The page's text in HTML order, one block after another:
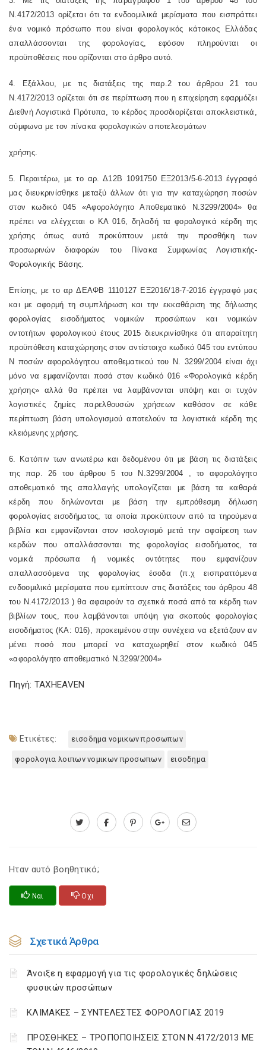
Ν.4172/2013 ορίζεται ότι τα ενδοομιλικά μερίσματα που εισπράττει
ένα νομικό πρόσωπο που είναι φορολογικός κάτοικος Ελλάδας
απαλλάσσονται της φορολογίας, εφόσον πληρούνται οι
προϋποθέσεις που ορίζονται στο άρθρο αυτό.
4. Εξάλλου, με τις διατάξεις της
παρ.2 του άρθρου 21 του
Ν.4172/2013 ορίζεται ότι σε περίπτωση που η επιχείρηση εφαρμόζει
Διεθνή Λογιστικά Πρότυπα, το κέρδος προσδιορίζεται αποκλειστικά,
σύμφωνα με τον πίνακα φορολογικών αποτελεσμάτων
χρήσης.
5. Περαιτέρω, με το αρ. Δ12Β 1091750 ΕΞ2013/5-6-2013 έγγραφό
μας διευκρινίσθηκε μεταξύ άλλων ότι για την καταχώρηση ποσών
στον κωδικό 045 «Αφορολόγητο Αποθεματικό Ν.3299/2004» θα
πρέπει να ελέγχεται ο ΚΑ 016, δηλαδή τα φορολογικά κέρδη της
χρήσης όπως αυτά προκύπτουν μετά την προσθήκη των
προσωρινών διαφορών του Πίνακα Συμφωνίας Λογιστικής-
Φορολογικής Βάσης.
Επίσης, με το αρ ΔΕΑΦΒ 1110127 ΕΞ2016/18-7-2016 έγγραφό μας
και με αφορμή τη συμπλήρωση και την εκκαθάριση της δήλωσης
φορολογίας εισοδήματος νομικών προσώπων και νομικών
οντοτήτων φορολογικού έτους 2015 διευκρινίσθηκε ότι απαραίτητη
προϋπόθεση καταχώρησης στον αντίστοιχο κωδικό 045 του εντύπου
Ν ποσών αφορολόγητου αποθεματικού του Ν. 3299/2004 είναι όχι
μόνο να εμφανίζονται ποσά στον κωδικό 016 «Φορολογικά κέρδη
χρήσης» αλλά θα πρέπει να λαμβάνονται υπόψη και οι τυχόν
λογιστικές ζημίες παρελθουσών χρήσεων καθόσον σε κάθε
περίπτωση βάση υπολογισμού αποτελούν τα λογιστικά κέρδη της
κλειόμενης χρήσης.
6. Κατόπιν των ανωτέρω και δεδομένου ότι με βάση τις διατάξεις
της
παρ. 26 του άρθρου 5 του Ν.3299/2004
, το αφορολόγητο
αποθεματικό της απαλλαγής υπολογίζεται με βάση τα καθαρά
κέρδη που δηλώνονται με βάση την εμπρόθεσμη δήλωση
φορολογίας εισοδήματος, τα οποία προκύπτουν από τα τηρούμενα
βιβλία και εμφανίζονται στον ισολογισμό μετά την αφαίρεση των
κερδών που απαλλάσσονται της φορολογίας εισοδήματος, τα
νομικά πρόσωπα ή νομικές οντότητες που εμφανίζουν
απαλλασσόμενα της φορολογίας έσοδα (π.χ εισπραττόμενα
ενδοομιλικά μερίσματα που εμπίπτουν στις διατάξεις του άρθρου 48
του Ν.4172/2013 ) θα αφαιρούν τα σχετικά ποσά από τα κέρδη των
βιβλίων τους, που λαμβάνονται υπόψη για σκοπούς φορολογίας
εισοδήματος (ΚΑ: 016), προκειμένου στην συνέχεια να εξετάζουν αν
μένει ποσό που μπορεί να καταχωρηθεί στον κωδικό 045
«αφορολόγητο αποθεματικό Ν.3299/2004»
Πηγή: TAXHEAVEN
Ετικέτες: εισοδημα νομικων προσωπων
φορολογια λοιπων νομικων προσωπων εισοδημα
Ηταν αυτό βοηθητικό;
Ναι Οχι
Σχετικά Άρθρα
Άνοιξε η εφαρμογή για τις φορολογικές δηλώσεις
φυσικών προσώπων
ΚΛΙΜΑΚΕΣ – ΣΥΝΤΕΛΕΣΤΕΣ ΦΟΡΟΛΟΓΙΑΣ 2019
ΠΡΟΣΘΗΚΕΣ – ΤΡΟΠΟΠΟΙΗΣΕΙΣ ΣΤΟΝ Ν.4172/2013 ΜΕ